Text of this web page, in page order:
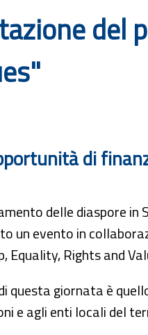
del
di
delle diaspore in
un evento in
Equality, Rights and
questa giornata è
e agli enti locali del